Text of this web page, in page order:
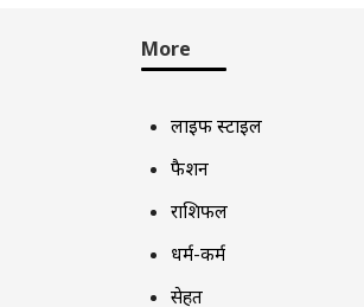
More
लाइफ स्टाइल
फैशन
राशिफल
धर्म-कर्म
सेहत